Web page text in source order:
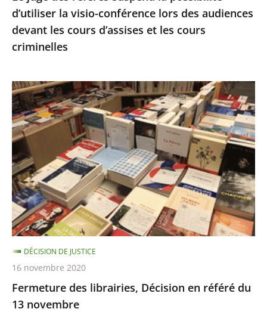
audiences
devant
les
d’assises
et
les
cours
criminelles
d’utiliser la visio-conférence lors des audiences
devant les cours d’assises et les cours
criminelles
Fermeture
des
librairies,
Décision
en
référé
du
13
novembre
Fermeture des librairies, Décision en référé du
13 novembre
DÉCISION DE JUSTICE
16 novembre 2020